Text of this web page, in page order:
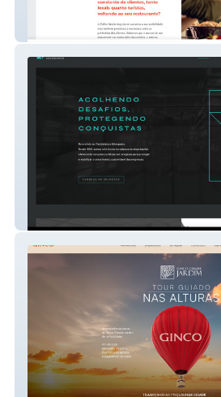
Trilho Marketing
Demóstenes Adv.